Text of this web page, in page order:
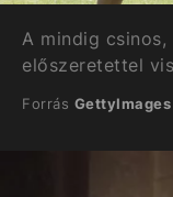
A mindig
előszeretettel
Forrás